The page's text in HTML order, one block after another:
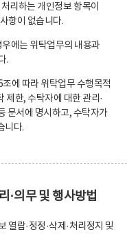
리하는 개인정보 항목이
항이 없습니다.
에는 위탁업무의 내용과
.
에 따라 위탁업무 수행목적
제한, 수탁자에 대한 관리·
문서에 명시하고, 수탁자가
니다.
·의무 및 행사방법
열람·정정·삭제·처리정지 및